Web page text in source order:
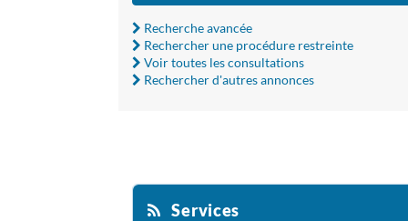
Recherche avancée
Rechercher une procédure restreinte
Voir toutes les consultations
Rechercher d'autres annonces
Services